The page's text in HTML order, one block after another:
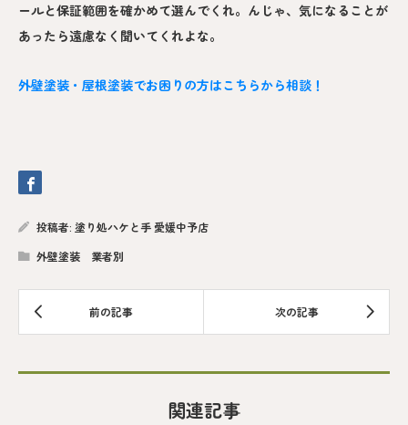
ールと保証範囲を確かめて選んでくれ。んじゃ、気になることが
あったら遠慮なく聞いてくれよな。
外壁塗装・屋根塗装でお困りの方はこちらから相談！
投稿者: 塗り処ハケと手 愛媛中予店
外壁塗装 業者別
関連記事